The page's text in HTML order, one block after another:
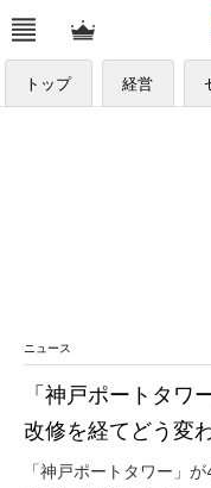
トップ 経営
ニュース
「神戸ポートタ
改修を経てどう変
「神戸ポートタワー」